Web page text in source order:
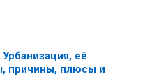
Урбанизация, её
причины, плюсы и